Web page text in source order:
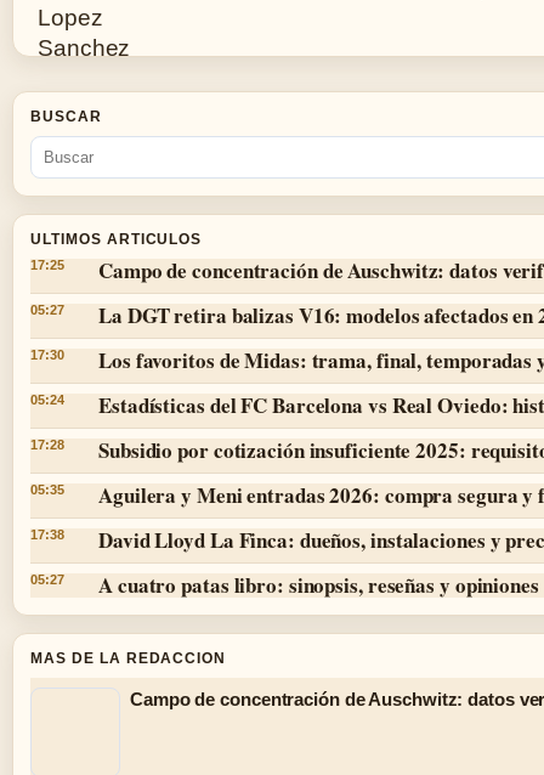
BUSCAR
ULTIMOS ARTICULOS
17:25 Campo de concentración de Auschwitz: datos
05:27 La DGT retira balizas V16: modelos afectados en
17:30 Los favoritos de Midas: trama, final, temporadas
05:24 Estadísticas del FC Barcelona vs Real Oviedo:
17:28 Subsidio por cotización insuficiente 2025:
05:35 Aguilera y Meni entradas 2026: compra segura y
17:38 David Lloyd La Finca: dueños, instalaciones y
05:27 A cuatro patas libro: sinopsis, reseñas y opiniones
MAS DE LA REDACCION
Campo de concentración de Auschwitz: datos